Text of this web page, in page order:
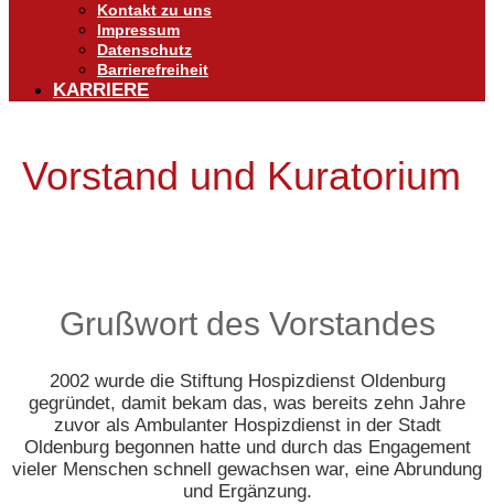
Kontakt zu uns
Impressum
Datenschutz
Barrierefreiheit
KARRIERE
Vorstand und Kuratorium
Grußwort des Vorstandes
2002 wurde die Stiftung Hospizdienst Oldenburg
gegründet, damit bekam das, was bereits zehn Jahre
zuvor als Ambulanter Hospizdienst in der Stadt
Oldenburg begonnen hatte und durch das Engagement
vieler Menschen schnell gewachsen war, eine Abrundung
und Ergänzung.